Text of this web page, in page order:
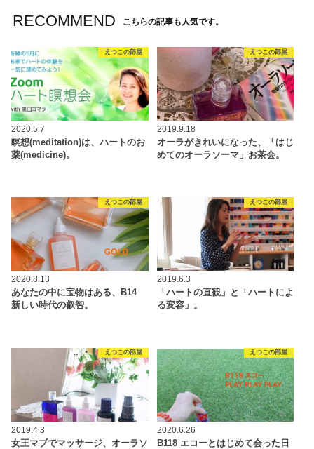
RECOMMEND こちらの記事も人気です。
えつこの部屋
2020.5.7
瞑想(meditation)は、ハートのお
薬(medicine)。
えつこの部屋
2019.9.18
オーラがきれいになった、「はじ
めてのオーラソーマ」お茶会。
えつこの部屋
2020.8.13
あなたの中に宝物はある、B14
新しい時代の叡智。
えつこの部屋
2019.6.3
「ハートの直観」と「ハートによ
る変容」。
えつこの部屋
2019.4.3
女王マブでマッサージ、オーラソ
えつこの部屋
2020.6.26
B118 エコーとはじめて会った日